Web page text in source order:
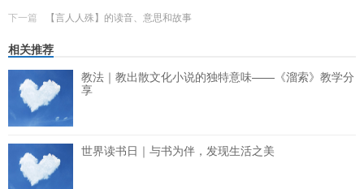
下一篇
【言人人殊】的读音、意思和故事
相关推荐
教法｜教出散文化小说的独特意味——《溜索》教学分
享
世界读书日｜与书为伴，发现生活之美